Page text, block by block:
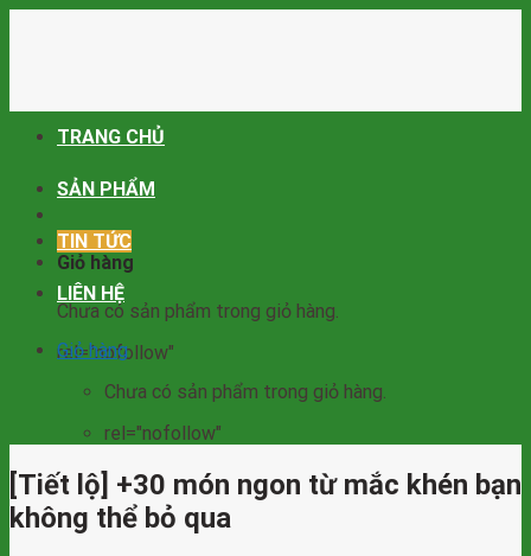
Giỏ hàng
Chưa có sản phẩm trong giỏ hàng.
rel="nofollow"
TRANG CHỦ
SẢN PHẨM
TIN TỨC
LIÊN HỆ
Giỏ hàng
Chưa có sản phẩm trong giỏ hàng.
rel="nofollow"
[Tiết lộ] +30 món ngon từ mắc khén bạn
không thể bỏ qua